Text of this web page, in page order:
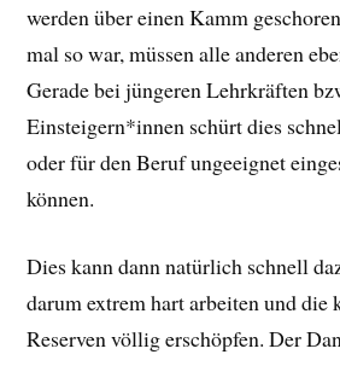
werden über einen Kamm
mal so war, müssen alle anderen
Gerade bei jüngeren Lehrkräften
Einsteigern*innen schürt dies
oder für den Beruf ungeeignet
können.
Dies kann dann natürlich schnell
darum extrem hart arbeiten und die
Reserven völlig erschöpfen. Der